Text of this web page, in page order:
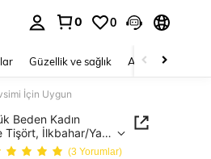
0 0
Güzellik ve sağlık Ayakkabı
İçin Uygun
Beden Kadın
Tişört, İlkbahar/Yaz
(3 Yorumlar)